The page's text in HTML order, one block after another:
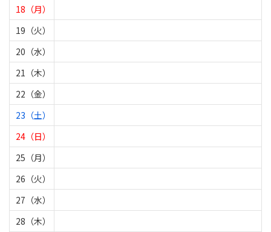
18（月）
19（火）
20（水）
21（木）
22（金）
23（土）
24（日）
25（月）
26（火）
27（水）
28（木）